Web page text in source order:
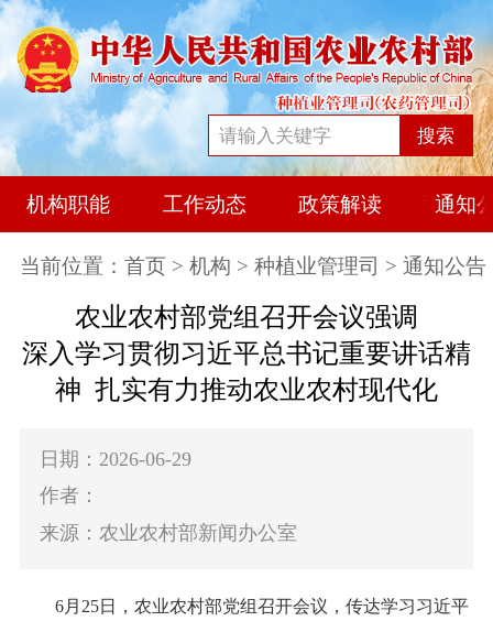
搜索
机构职能 工作动态 政策解读 通知
当前位置： 首页 > 机构 > 种植业管理司 > 通知公告
农业农村部党组召开会议强调
深入学习贯彻习近平总书记重要讲话精
神 扎实有力推动农业农村现代化
日期：2026-06-29
作者：
来源：农业农村部新闻办公室
6月25日，农业农村部党组召开会议，传达学习习近平